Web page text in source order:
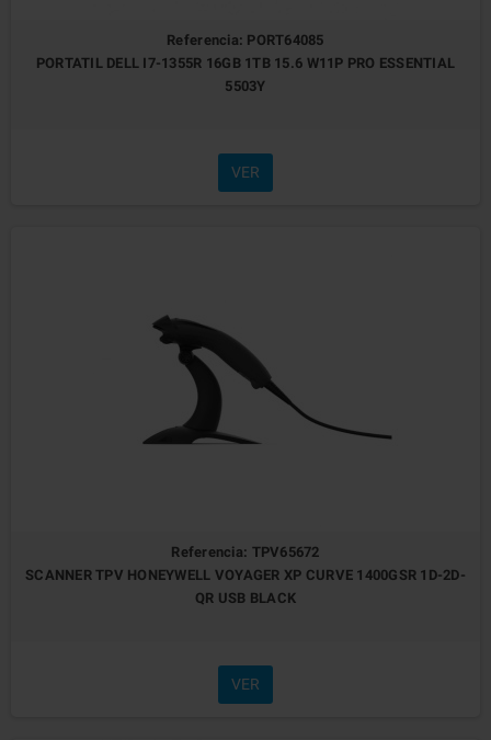
Referencia: PORT64085
PORTATIL DELL I7-1355R 16GB 1TB 15.6 W11P PRO ESSENTIAL
5503Y
VER
Referencia: TPV65672
SCANNER TPV HONEYWELL VOYAGER XP CURVE 1400GSR 1D-2D-
QR USB BLACK
VER